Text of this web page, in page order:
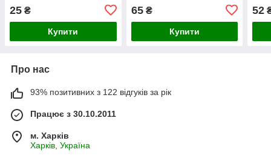
25 ₴
Купити
65₴
Купити
52
Про нас
93% позитивних з 122 відгуків за рік
Працює з 30.10.2011
м. Харків
Харків, Україна